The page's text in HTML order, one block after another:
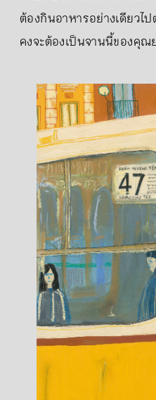
ต้องกินอาหารอย่างเดียวไ
คงจะต้องเป็นจานนี้ของคุณ